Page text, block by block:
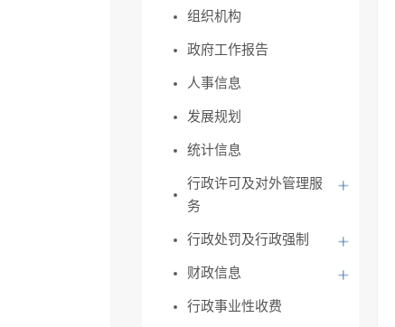
组织机构
政府工作报告
人事信息
发展规划
统计信息
行政许可及对外管理服
务
行政处罚及行政强制
财政信息
行政事业性收费